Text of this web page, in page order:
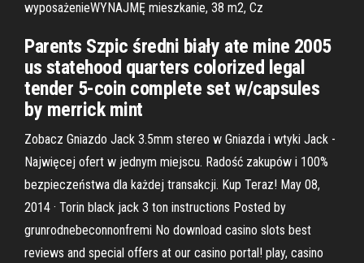
wyposażenieWYNAJMĘ mieszkanie, 38 m2, Cz
Parents Szpic średni biały ate mine 2005
us statehood quarters colorized legal
tender 5-coin complete set w/capsules
by merrick mint
Zobacz Gniazdo Jack 3.5mm stereo w Gniazda i wtyki Jack -
Najwięcej ofert w jednym miejscu. Radość zakupów i 100%
bezpieczeństwa dla każdej transakcji. Kup Teraz! May 08,
2014 · Torin black jack 3 ton instructions Posted by
grunrodnebeconnonfremi No download casino slots best
reviews and special offers at our casino portal! play, casino